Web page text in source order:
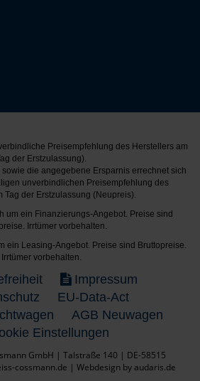
Preisempfehlung des Herstellers am
der Erstzulassung).
die angegebene Ersparnis errechnet sich
unverbindlichen Preisempfehlung des
Tag der Erstzulassung (Neupreis).
um ein Finanzierungs-Angebot. Preise sind
Irrtümer vorbehalten.
ein Leasing-Angebot. Preise sind Bruttopreise.
Irrtümer vorbehalten.
Impressum
EU-Data-Act
AGB Neuwagen
Einstellungen
GmbH | Talstraße 140 | DE-58515
cossmann.de | Webdesign by audaris.de